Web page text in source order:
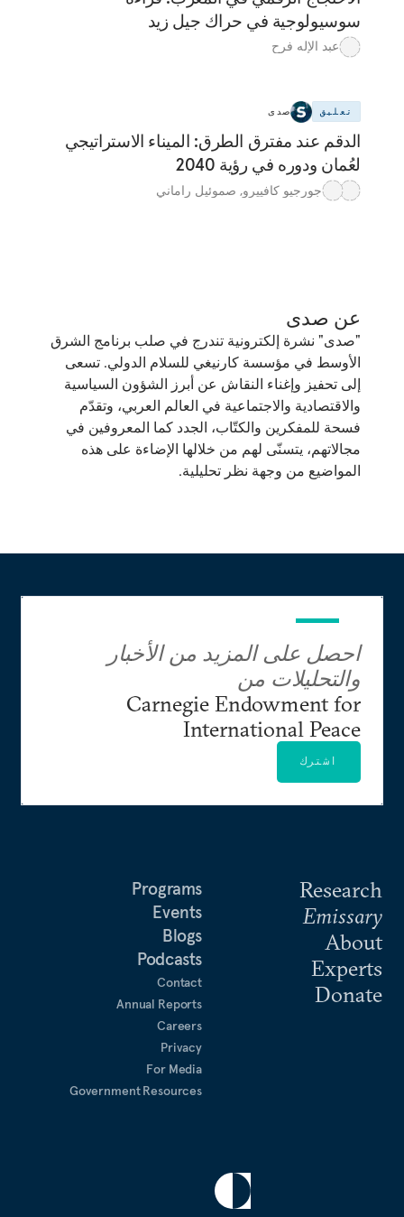
سوسيولوجية في حراك جيل زيد
عبد الإله فرح
تعليق صدى
الدقم عند مفترق الطرق: الميناء الاستراتيجي
لعُمان ودوره في رؤية 2040
جورجيو كافييرو, صموئيل راماني
عن صدى
"صدى" نشرة إلكترونية تندرج في صلب برنامج الشرق
الأوسط في مؤسسة كارنيغي للسلام الدولي. تسعى
إلى تحفيز وإغناء النقاش عن أبرز الشؤون السياسية
والاقتصادية والاجتماعية في العالم العربي، وتقدّم
فسحة للمفكرين والكتّاب، الجدد كما المعروفين في
مجالاتهم، يتسنّى لهم من خلالها الإضاءة على هذه
المواضيع من وجهة نظر تحليلية.
Research
Emissary
About
Experts
Donate
Programs
Events
Blogs
Podcasts
Contact
Annual Reports
Careers
Privacy
For Media
Government Resources
احصل على المزيد من الأخبار
والتحليلات من
Carnegie Endowment for
International Peace
اشترك